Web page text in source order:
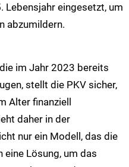
Lebensjahr eingesetzt, um
abzumildern.
im Jahr 2023 bereits
stellt die PKV sicher,
Alter finanziell
daher in der
nur ein Modell, das die
eine Lösung, um das